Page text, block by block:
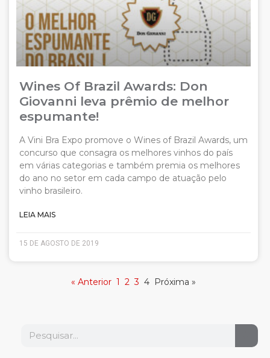
Wines Of Brazil Awards: Don
Giovanni leva prêmio de melhor
espumante!
A Vini Bra Expo promove o Wines of Brazil Awards, um
concurso que consagra os melhores vinhos do país
em várias categorias e também premia os melhores
do ano no setor em cada campo de atuação pelo
vinho brasileiro.
LEIA MAIS
15 DE AGOSTO DE 2019
« Anterior 1 2 3 4 Próxima »